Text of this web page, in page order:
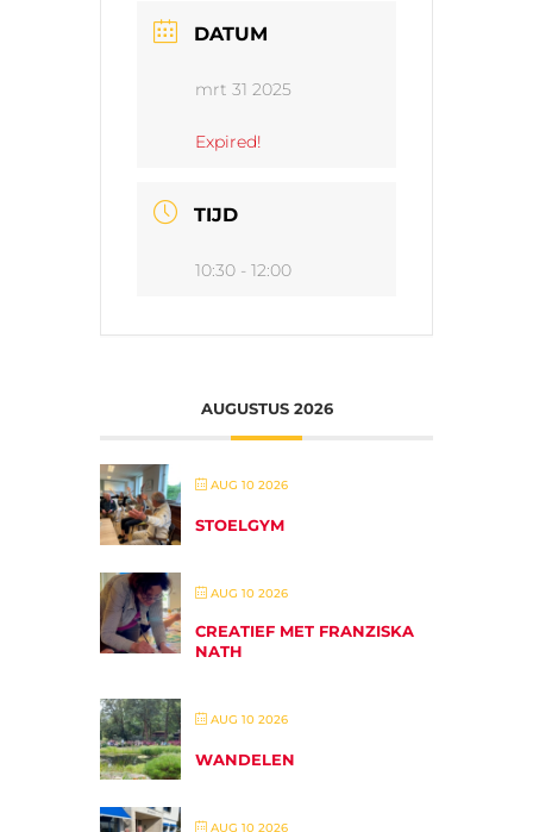
DATUM
mrt 31 2025
Expired!
TIJD
10:30 - 12:00
AUGUSTUS 2026
AUG 10 2026
STOELGYM
AUG 10 2026
CREATIEF MET FRANZISKA
NATH
AUG 10 2026
WANDELEN
AUG 10 2026